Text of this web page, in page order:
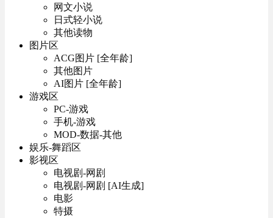
网文小说
日式轻小说
其他读物
图片区
ACG图片 [全年龄]
其他图片
AI图片 [全年龄]
游戏区
PC-游戏
手机-游戏
MOD-数据-其他
娱乐-舞蹈区
影视区
电视剧-网剧
电视剧-网剧 [AI生成]
电影
特摄